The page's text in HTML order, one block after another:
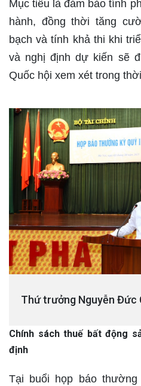
Mục tiêu là đảm bảo tính
hành, đồng thời tăng
bạch và tính khả thi khi
và nghị định dự kiến sẽ
Quốc hội xem xét trong
Thứ trưởng Nguyễn Đức
Chính sách thuế bất động
định
Tại buổi họp báo